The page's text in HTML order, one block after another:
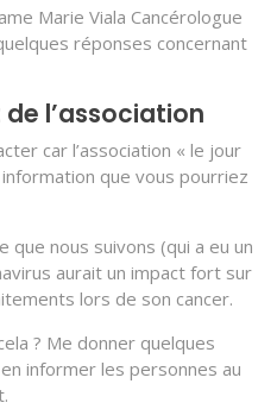
Marie Viala Cancérologue
réponses concernant
l’association
car l’association « le jour
information que vous pourriez
que nous suivons (qui a eu un
aurait un impact fort sur
lors de son cancer.
? Me donner quelques
informer les personnes au